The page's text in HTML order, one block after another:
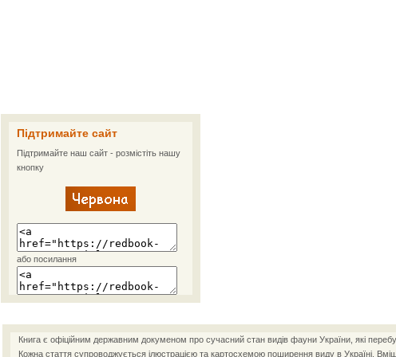
Підтримайте сайт
Підтримайте наш сайт - розмістіть нашу
кнопку
або посилання
Книга є офіційним державним докуменом про сучасний стан видів фауни України, які
Кожна стаття супроводжується ілюстрацією та картосхемою поширення виду в Україні.